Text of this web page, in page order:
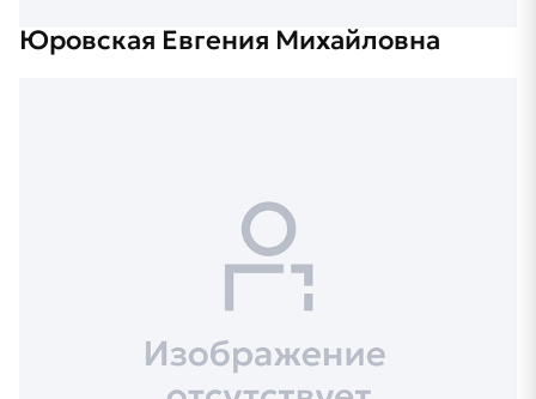
Юровская Евгения Михайловна